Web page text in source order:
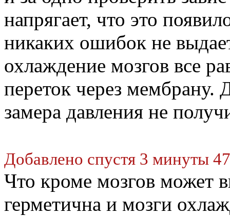
напрягает, что это
никаких ошибок не
охлаждение мозгов все
переток через мембрану.
замера давления не
Добавлено спустя 3 минуты
Что кроме мозгов может
герметична и мозги